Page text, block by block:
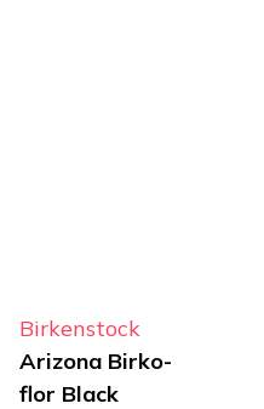
Birkenstock
Arizona Birko-
flor Black